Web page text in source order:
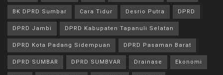
BK DPRD Sumbar Cara Tidur Desrio Putra DPRD
DPRD Jambi DPRD Kabupaten Tapanuli Selatan
DPRD Kota Padang Sidempuan DPRD Pasaman Barat
DPRD SUMBAR DPRD SUMBVAR Drainase Ekonomi